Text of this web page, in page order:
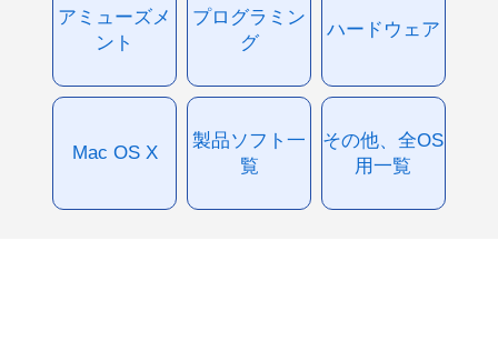
アミューズメ
ント
プログラミン
グ
ハードウェア
Mac OS X
製品ソフト一
覧
その他、全OS
用一覧